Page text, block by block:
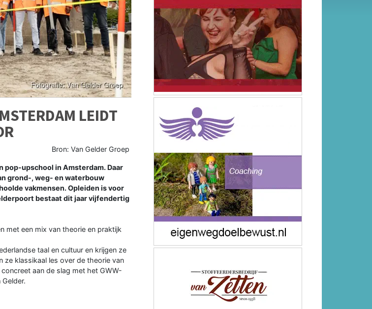
LEIDT
Bron: Van Gelder Groep
pop-upschool in Amsterdam. Daar
grond-, weg- en waterbouw
vakmensen. Opleiden is voor
bestaat dit jaar vijfendertig
met een mix van theorie en praktijk
taal en cultuur en krijgen ze
ze klassikaal les over de theorie van
aan de slag met het GWW-